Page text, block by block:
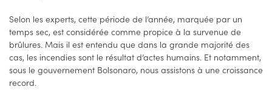
Selon les experts, cette période de l’année, marquée par un
temps sec, est considérée comme propice à la survenue de
brûlures. Mais il est entendu que dans la grande majorité des
cas, les incendies sont le résultat d’actes humains. Et notamment,
sous le gouvernement Bolsonaro, nous assistons à une croissance
record.